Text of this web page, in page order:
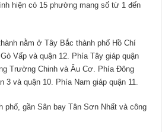
hiện có 15 phường mang số từ 1 đến
nằm ở Tây Bắc thành phố Hồ Chí
Vấp và quận 12. Phía Tây giáp quận
Trường Chinh và Âu Cơ. Phía Đông
3 và quận 10. Phía Nam giáp quận 11.
phố, gần Sân bay Tân Sơn Nhất và công